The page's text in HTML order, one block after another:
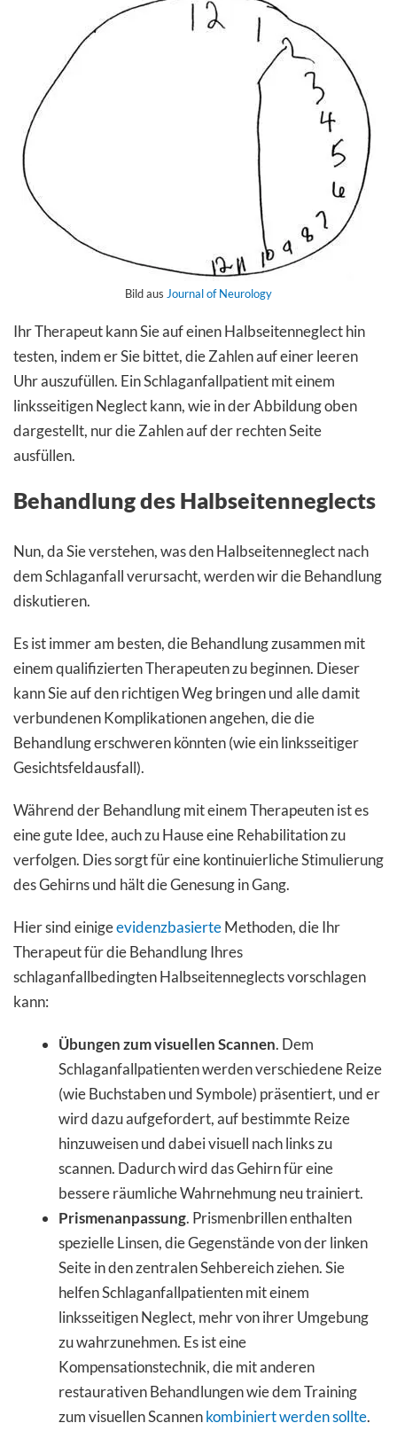
Bild aus Journal of Neurology
Ihr Therapeut kann Sie auf einen Halbseitenneglect hin
testen, indem er Sie bittet, die Zahlen auf einer leeren
Uhr auszufüllen. Ein Schlaganfallpatient mit einem
linksseitigen Neglect kann, wie in der Abbildung oben
dargestellt, nur die Zahlen auf der rechten Seite
ausfüllen.
Behandlung des Halbseitenneglects
Nun, da Sie verstehen, was den Halbseitenneglect nach
dem Schlaganfall verursacht, werden wir die Behandlung
diskutieren.
Es ist immer am besten, die Behandlung zusammen mit
einem qualifizierten Therapeuten zu beginnen. Dieser
kann Sie auf den richtigen Weg bringen und alle damit
verbundenen Komplikationen angehen, die die
Behandlung erschweren könnten (wie ein linksseitiger
Gesichtsfeldausfall).
Während der Behandlung mit einem Therapeuten ist es
eine gute Idee, auch zu Hause eine Rehabilitation zu
verfolgen. Dies sorgt für eine kontinuierliche Stimulierung
des Gehirns und hält die Genesung in Gang.
Hier sind einigeevidenzbasierteMethoden, die Ihr
Therapeut für die Behandlung Ihres
schlaganfallbedingten Halbseitenneglects vorschlagen
kann:
Übungen zum visuellen Scannen. Dem
Schlaganfallpatienten werden verschiedene Reize
(wie Buchstaben und Symbole) präsentiert, und er
wird dazu aufgefordert, auf bestimmte Reize
hinzuweisen und dabei visuell nach links zu
scannen. Dadurch wird das Gehirn für eine
bessere räumliche Wahrnehmung neu trainiert.
Prismenanpassung. Prismenbrillen enthalten
spezielle Linsen, die Gegenstände von der linken
Seite in den zentralen Sehbereich ziehen. Sie
helfen Schlaganfallpatienten mit einem
linksseitigen Neglect, mehr von ihrer Umgebung
zu wahrzunehmen. Es ist eine
Kompensationstechnik, die mit anderen
restaurativen Behandlungen wie dem Training
zum visuellen Scannenkombiniert werden sollte.